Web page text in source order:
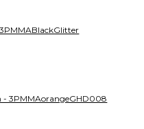
3PMMAorangeGHD008